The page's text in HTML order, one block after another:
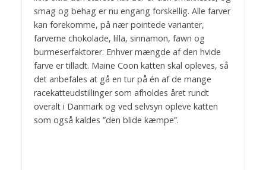
smag og behag er nu engang forskellig. Alle farver
kan forekomme, på nær pointede varianter,
farverne chokolade, lilla, sinnamon, fawn og
burmeserfaktorer. Enhver mængde af den hvide
farve er tilladt. Maine Coon katten skal opleves, så
det anbefales at gå en tur på én af de mange
racekatteudstillinger som afholdes året rundt
overalt i Danmark og ved selvsyn opleve katten
som også kaldes ”den blide kæmpe”.